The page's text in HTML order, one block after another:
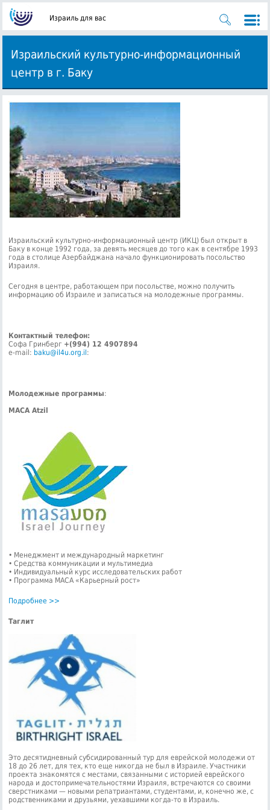
Израиль для вас
Израильский культурно-информационный
центр в г. Баку
Израильский культурно-информационный центр (ИКЦ) был открыт в
Баку в конце 1992 года, за девять месяцев до того как в сентябре 1993
года в столице Азербайджана начало функционировать посольство
Израиля.
Сегодня в центре, работающем при посольстве, можно получить
информацию об Израиле и записаться на молодежные программы.
Контактный телефон:
Софа Гринберг +(994) 12 4907894
e-mail: baku@il4u.org.il :
Молодежные программы:
МАСА Atzil
• Менеджмент и международный маркетинг
• Средства коммуникации и мультимедиа
• Индивидуальный курс исследовательских работ
• Программа МАСА «Карьерный рост»
Подробнее >>
Таглит
Это десятидневный субсидированный тур для еврейской молодежи от
18 до 26 лет, для тех, кто еще никогда не был в Израиле. Участники
проекта знакомятся с местами, связанными с историей еврейского
народа и достопримечательностями Израиля, встречаются со своими
сверстниками — новыми репатриантами, студентами, и, конечно же, с
родственниками и друзьями, уехавшими когда-то в Израиль.